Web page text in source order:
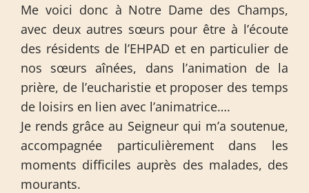
Me voici donc à Notre Dame des Champs,
avec deux autres sœurs pour être à l’écoute
des résidents de l’EHPAD et en particulier de
nos sœurs aînées, dans l’animation de la
prière, de l’eucharistie et proposer des temps
de loisirs en lien avec l’animatrice….
Je rends grâce au Seigneur qui m’a soutenue,
accompagnée particulièrement dans les
moments difficiles auprès des malades, des
mourants.